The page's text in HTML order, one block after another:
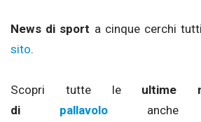
News di sport a cinque cerchi
sito.
Scopri tutte le ultime
di pallavolo